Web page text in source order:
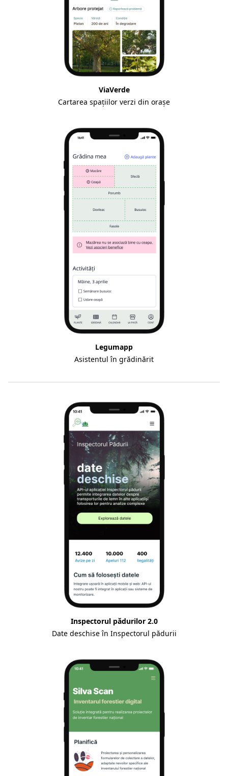
ViaVerde
Cartarea spațiilor verzi din orașe
Legumapp
Asistentul în grădinărit
Inspectorul pădurilor 2.0
Date deschise în Inspectorul pădurii